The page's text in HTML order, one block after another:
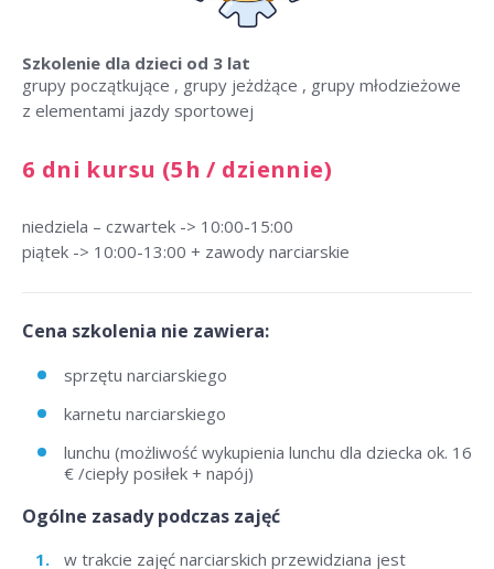
Szkolenie dla dzieci od 3 lat
grupy początkujące , grupy jeżdżące , grupy młodzieżowe
z elementami jazdy sportowej
6 dni kursu (5h / dziennie)
niedziela – czwartek -> 10:00-15:00
piątek -> 10:00-13:00 + zawody narciarskie
Cena szkolenia nie zawiera:
sprzętu narciarskiego
karnetu narciarskiego
lunchu (możliwość wykupienia lunchu dla dziecka ok. 16
€ /ciepły posiłek + napój)
Ogólne zasady podczas zajęć
w trakcie zajęć narciarskich przewidziana jest